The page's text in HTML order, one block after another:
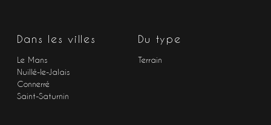
Dans les villes
Le Mans
Nuillé-le-Jalais
Connerré
Saint-Saturnin
Du type
Terrain